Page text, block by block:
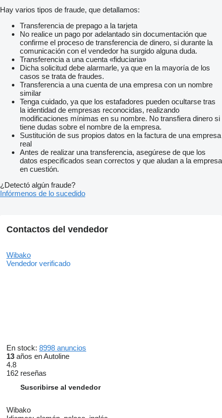
Hay varios tipos de fraude, que detallamos:
Transferencia de prepago a la tarjeta
No realice un pago por adelantado sin documentación que
confirme el proceso de transferencia de dinero, si durante la
comunicación con el vendedor ha surgido alguna duda.
Transferencia a una cuenta «fiduciaria»
Dicha solicitud debe alarmarle, ya que en la mayoría de los
casos se trata de fraudes.
Transferencia a una cuenta de una empresa con un nombre
similar
Tenga cuidado, ya que los estafadores pueden ocultarse tras
la identidad de empresas reconocidas, realizando
modificaciones mínimas en su nombre. No transfiera dinero si
tiene dudas sobre el nombre de la empresa.
Sustitución de sus propios datos en la factura de una empresa
real
Antes de realizar una transferencia, asegúrese de que los
datos especificados sean correctos y que aludan a la empresa
en cuestión.
¿Detectó algún fraude?
Infórmenos de lo sucedido
Contactos del vendedor
Wibako
Vendedor verificado
En stock: 8998 anuncios
13 años en Autoline
4.8
162 reseñas
Suscribirse al vendedor
Wibako